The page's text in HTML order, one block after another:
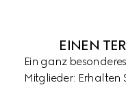
EINEN
Ein ganz
Mitglieder: Erhalten